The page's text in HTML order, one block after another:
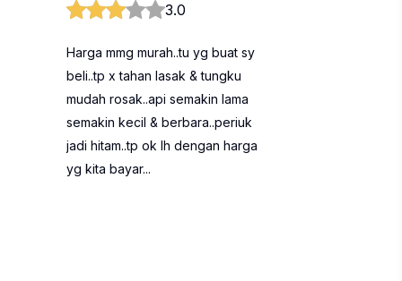
3.0
Harga mmg murah..tu yg buat sy
beli..tp x tahan lasak & tungku
mudah rosak..api semakin lama
semakin kecil & berbara..periuk
jadi hitam..tp ok lh dengan harga
yg kita bayar...